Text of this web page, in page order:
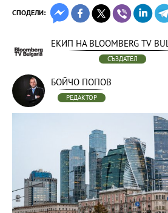
СПОДЕЛИ:
ЕКИП НА BLOOMBERG TV
СЪЗДАТЕЛ
БОЙЧО ПОПОВ
РЕДАКТОР